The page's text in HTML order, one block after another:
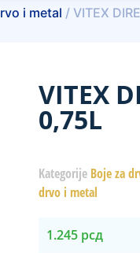
i metal / VITEX
VITEX
0,75L
Kategorije Boje za
drvo i metal
1.245 рсд